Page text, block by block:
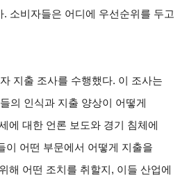
소비자들은 어디에 우선순위를 두고
지출 조사를 수행했다. 이 조사는
의 인식과 지출 양상이 어떻게
에 대한 언론 보도와 경기 침체에
이 어떤 부문에서 어떻게 지출을
해 어떤 조치를 취할지, 이들 산업에